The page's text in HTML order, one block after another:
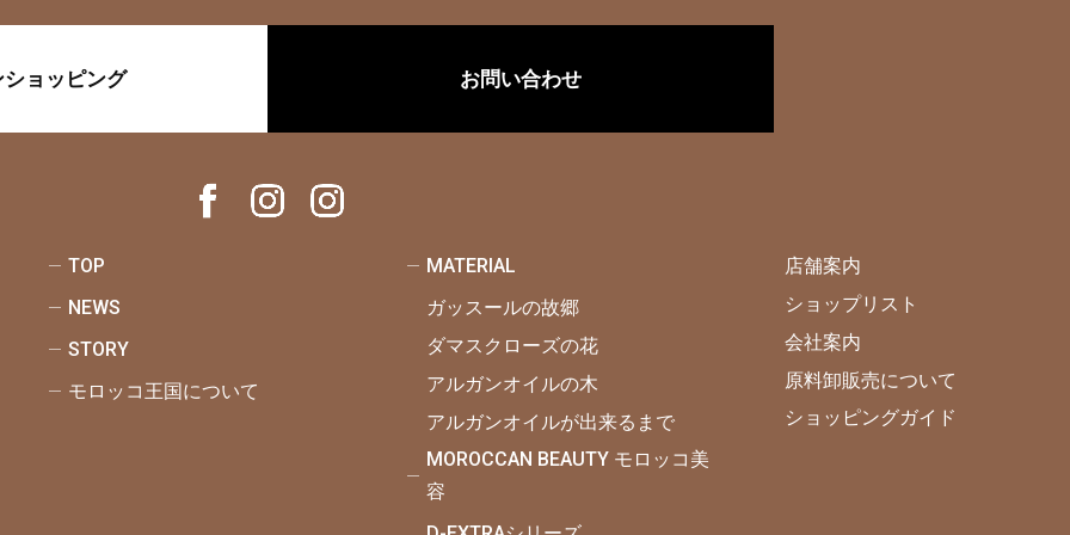
ョッピング お問い合わせ
TOP
NEWS
STORY
モロッコ王国について
MATERIAL
ガッスールの故郷
ダマスクローズの花
アルガンオイルの木
アルガンオイルが出来るまで
MOROCCAN BEAUTY モロッコ美
容
店舗案内
ショップリスト
会社案内
原料卸販売について
ショッピングガイド